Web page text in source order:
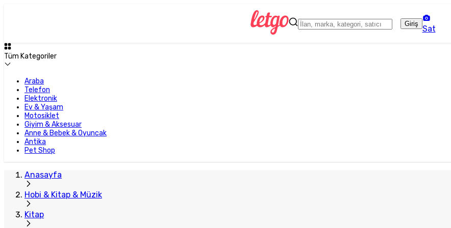
Giriş
Sat
Tüm Kategoriler
Araba
Telefon
Elektronik
Ev & Yaşam
Motosiklet
Giyim & Aksesuar
Anne & Bebek & Oyuncak
Antika
Pet Shop
Anasayfa
Hobi & Kitap & Müzik
Kitap